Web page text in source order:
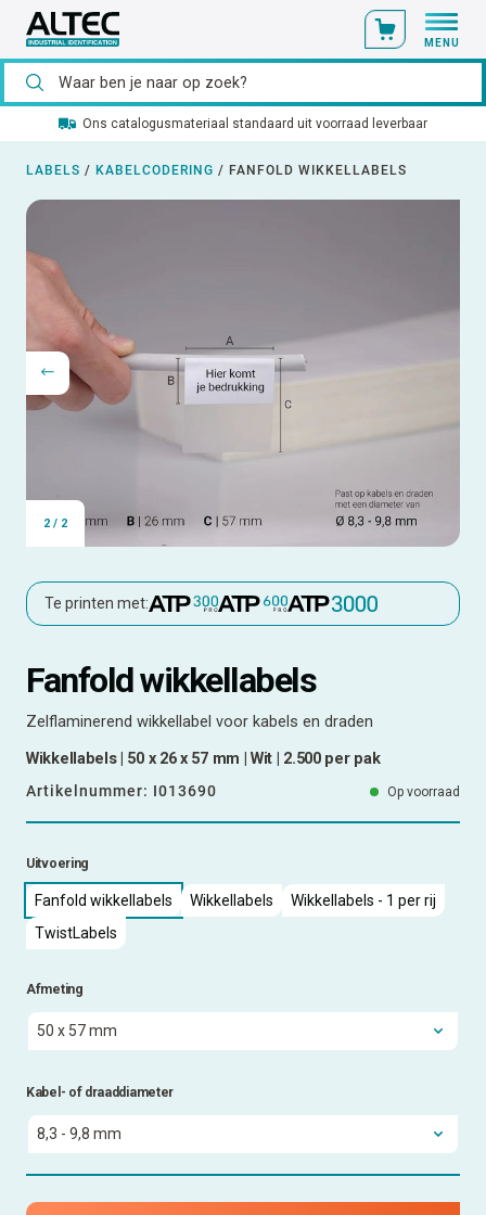
MENU
Ons catalogusmateriaal standaard uit voorraad leverbaar
LABELS / KABELCODERING / FANFOLD WIKKELLABELS
2 / 2
Te printen met:
Fanfold wikkellabels
Zelflaminerend wikkellabel voor kabels en draden
Wikkellabels | 50 x 26 x 57 mm | Wit | 2.500 per pak
Artikelnummer: I013690 Op voorraad
Uitvoering
Fanfold wikkellabels Wikkellabels
Wikkellabels - 1 per rij
TwistLabels
Afmeting
Kabel- of draaddiameter